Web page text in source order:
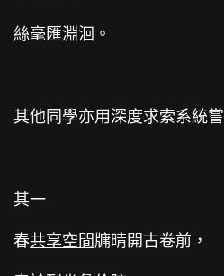
絲毫匯淵洄。
其他同學亦用深度求索系統
其一
春共享空間牗晴開古卷前，